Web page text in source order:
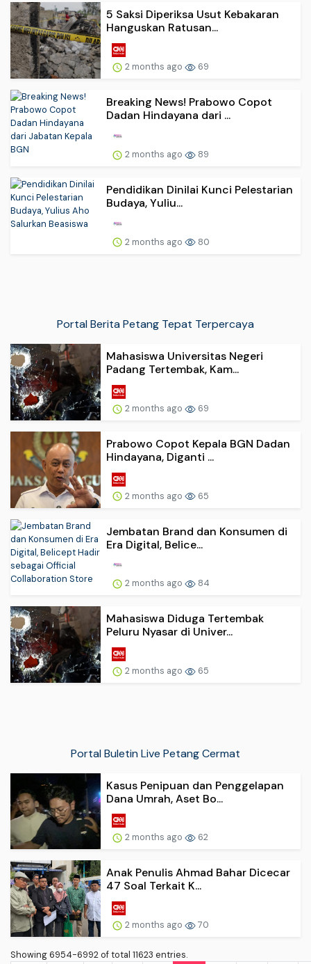
5 Saksi Diperiksa Usut Kebakaran
Hanguskan Ratusan...
2 months ago 69
Breaking News! Prabowo Copot
Dadan Hindayana dari ...
2 months ago 89
Pendidikan Dinilai Kunci Pelestarian
Budaya, Yuliu...
2 months ago 80
Portal Berita Petang Tepat Terpercaya
Mahasiswa Universitas Negeri
Padang Tertembak, Kam...
2 months ago 69
Prabowo Copot Kepala BGN Dadan
Hindayana, Diganti ...
2 months ago 65
Jembatan Brand dan Konsumen di
Era Digital, Belice...
2 months ago 84
Mahasiswa Diduga Tertembak
Peluru Nyasar di Univer...
2 months ago 65
Portal Buletin Live Petang Cermat
Kasus Penipuan dan Penggelapan
Dana Umrah, Aset Bo...
2 months ago 62
Anak Penulis Ahmad Bahar Dicecar
47 Soal Terkait K...
2 months ago 70
Showing 6954-6992 of total 11623 entries.